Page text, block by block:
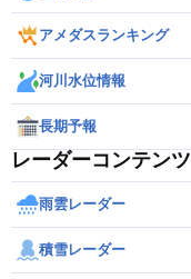
アメダスランキング
河川水位情報
長期予報
レーダーコンテンツ
雨雲レーダー
積雪レーダー